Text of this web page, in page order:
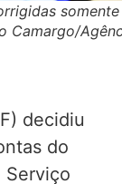
somente
Camargo/
decidiu
do
Serviço